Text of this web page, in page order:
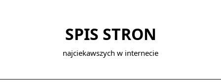
SPIS STRON
najciekawszych w internecie